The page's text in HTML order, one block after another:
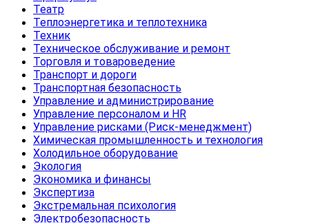
Театр
Теплоэнергетика и теплотехника
Техник
Техническое обслуживание и ремонт
Торговля и товароведение
Транспорт и дороги
Транспортная безопасность
Управление и администрирование
Управление персоналом и HR
Управление рисками (Риск-менеджмент)
Химическая промышленность и технология
Холодильное оборудование
Экология
Экономика и финансы
Экспертиза
Экстремальная психология
Электробезопасность